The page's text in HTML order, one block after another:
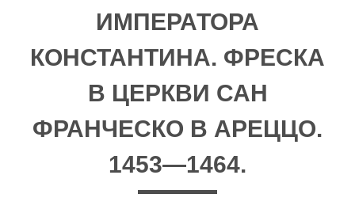
ИМПЕРАТОРА
КОНСТАНТИНА. ФРЕСКА
В ЦЕРКВИ САН
ФРАНЧЕСКО В АРЕЦЦО.
1453—1464.